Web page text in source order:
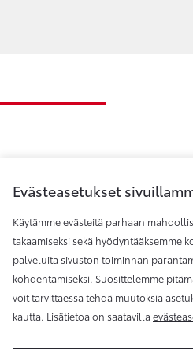
Toyota Helsinki
Evästeasetukset
Käytämme evästeitä parhaan
takaamiseksi sekä hyödyntääksemme
palveluita sivuston toiminnan
kohdentamiseksi. Suosittelemme
voit tarvittaessa tehdä muutoksia
kautta. Lisätietoa on saatavilla